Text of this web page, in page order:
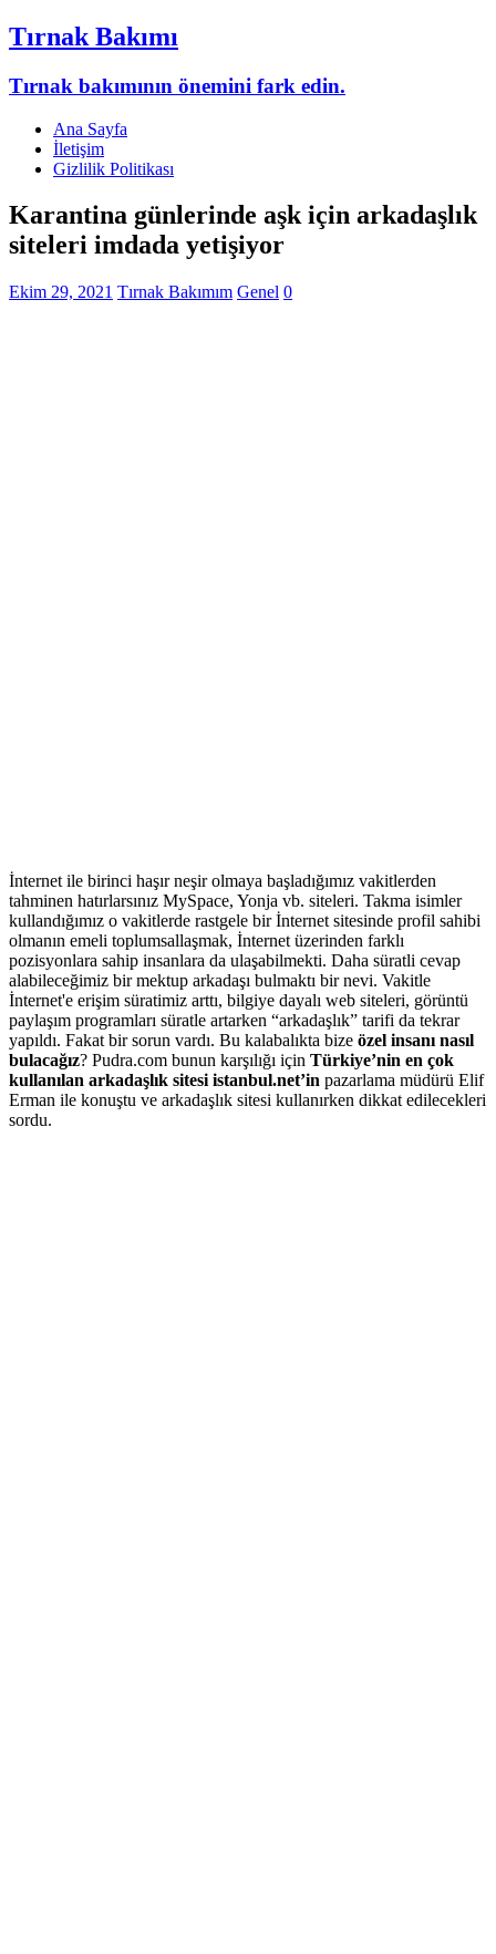
Tırnak Bakımı
Tırnak bakımının önemini fark edin.
Ana Sayfa
İletişim
Gizlilik Politikası
Karantina günlerinde aşk için arkadaşlık
siteleri imdada yetişiyor
Ekim 29, 2021 Tırnak Bakımım Genel 0
İnternet ile birinci haşır neşir olmaya başladığımız vakitlerden
tahminen hatırlarsınız MySpace, Yonja vb. siteleri. Takma isimler
kullandığımız o vakitlerde rastgele bir İnternet sitesinde profil sahibi
olmanın emeli toplumsallaşmak, İnternet üzerinden farklı
pozisyonlara sahip insanlara da ulaşabilmekti. Daha süratli cevap
alabileceğimiz bir mektup arkadaşı bulmaktı bir nevi. Vakitle
İnternet'e erişim süratimiz arttı, bilgiye dayalı web siteleri, görüntü
paylaşım programları süratle artarken “arkadaşlık” tarifi da tekrar
yapıldı. Fakat bir sorun vardı. Bu kalabalıkta bize özel insanı nasıl
bulacağız? Pudra.com bunun karşılığı için Türkiye’nin en çok
kullanılan arkadaşlık sitesi istanbul.net’in pazarlama müdürü Elif
Erman ile konuştu ve arkadaşlık sitesi kullanırken dikkat edilecekleri
sordu.